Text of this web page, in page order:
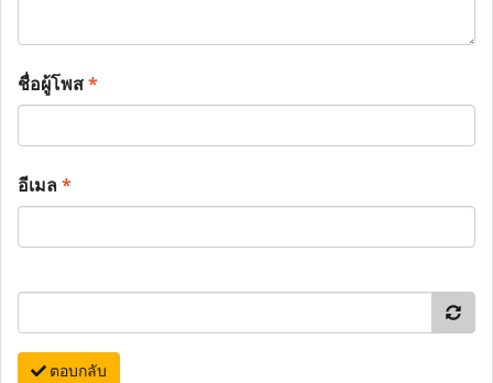
ชื่อผู้โพส*
อีเมล*
ตอบกลับ